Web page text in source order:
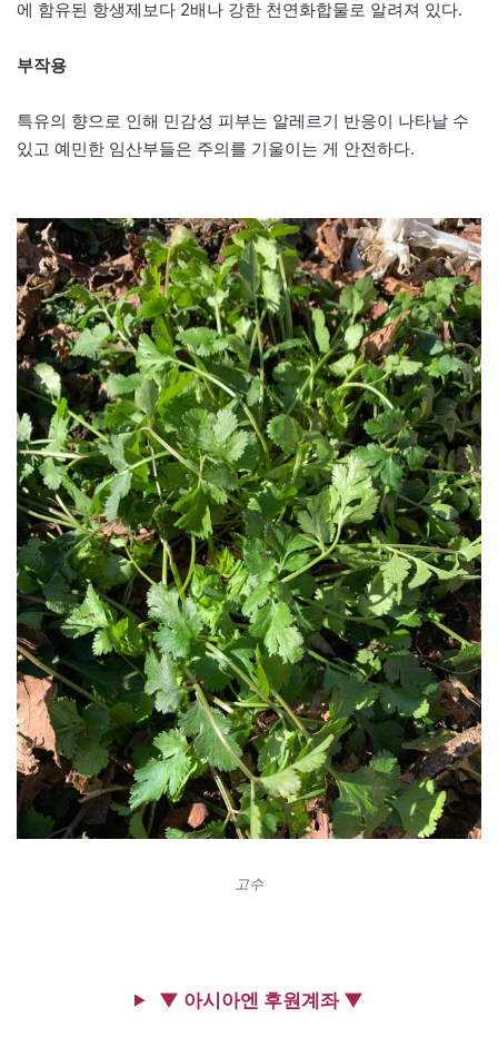
에 함유된 항생제보다 2배나 강한 천연화합물로 알려져 있다.
부작용
특유의 향으로 인해 민감성 피부는 알레르기 반응이 나타날 수
있고 예민한 임산부들은 주의를 기울이는 게 안전하다.
고수
▼ 아시아엔 후원계좌 ▼